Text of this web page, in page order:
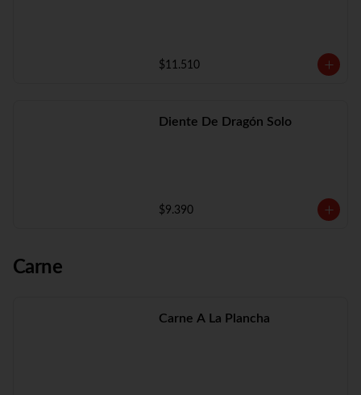
$11.510
Diente De Dragón Solo
$9.390
Carne
Carne A La Plancha